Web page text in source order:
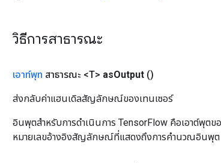
วิธีการสาธารณะ
เอาท์พุท สาธารณะ <T> asOutput ()
ส่งกลับค่าแฮนเดิลสัญลักษณ์ของเทนเซอร์
อินพุตสำหรับการดำเนินการ TensorFlow คือเอาต์พุต
หมายเลขอ้างอิงสัญลักษณ์ที่แสดงถึงการคำนวณอินพุต